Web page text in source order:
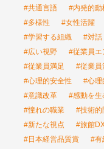
#共通言語
#内発的動
#多様性
#女性活躍
#学習する組織
#対話
#広い視野
#従業員エ
#従業員満足
#従業員
#心理的安全性
#心理
#意識改革
#感動を生
#憧れの職業
#技術的
#新たな視点
#旅館
#日本経営品質賞
#有